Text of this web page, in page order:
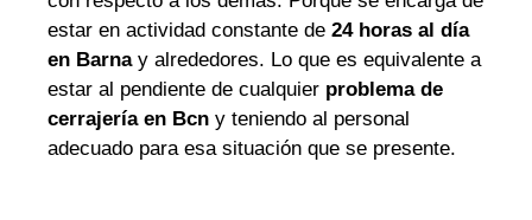
estar en actividad constante de 24 horas al día
en Barnay alrededores. Lo que es equivalente a
estar al pendiente de cualquier problema de
cerrajería en Bcn y teniendo al personal
adecuado para esa situación que se presente.